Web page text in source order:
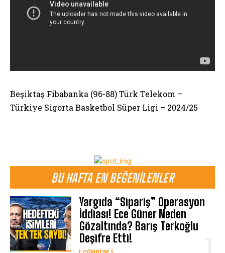
BU HAFTA EN BEĞENILENLER
Yargıda “Sipariş” Operasyon
İddiası! Ece Güner Neden
Gözaltında? Barış Terkoğlu
Deşifre Etti!
Beşiktaş Fibabanka (96-88) Türk Telekom –
Türkiye Sigorta Basketbol Süper Ligi – 2024/25